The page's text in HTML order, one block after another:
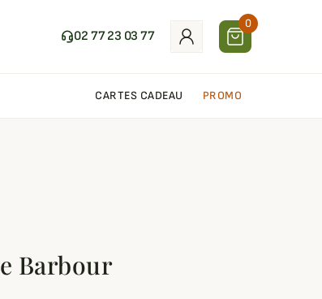
02 77 23 03 77
0
CARTES CADEAU PROMO
Barbour